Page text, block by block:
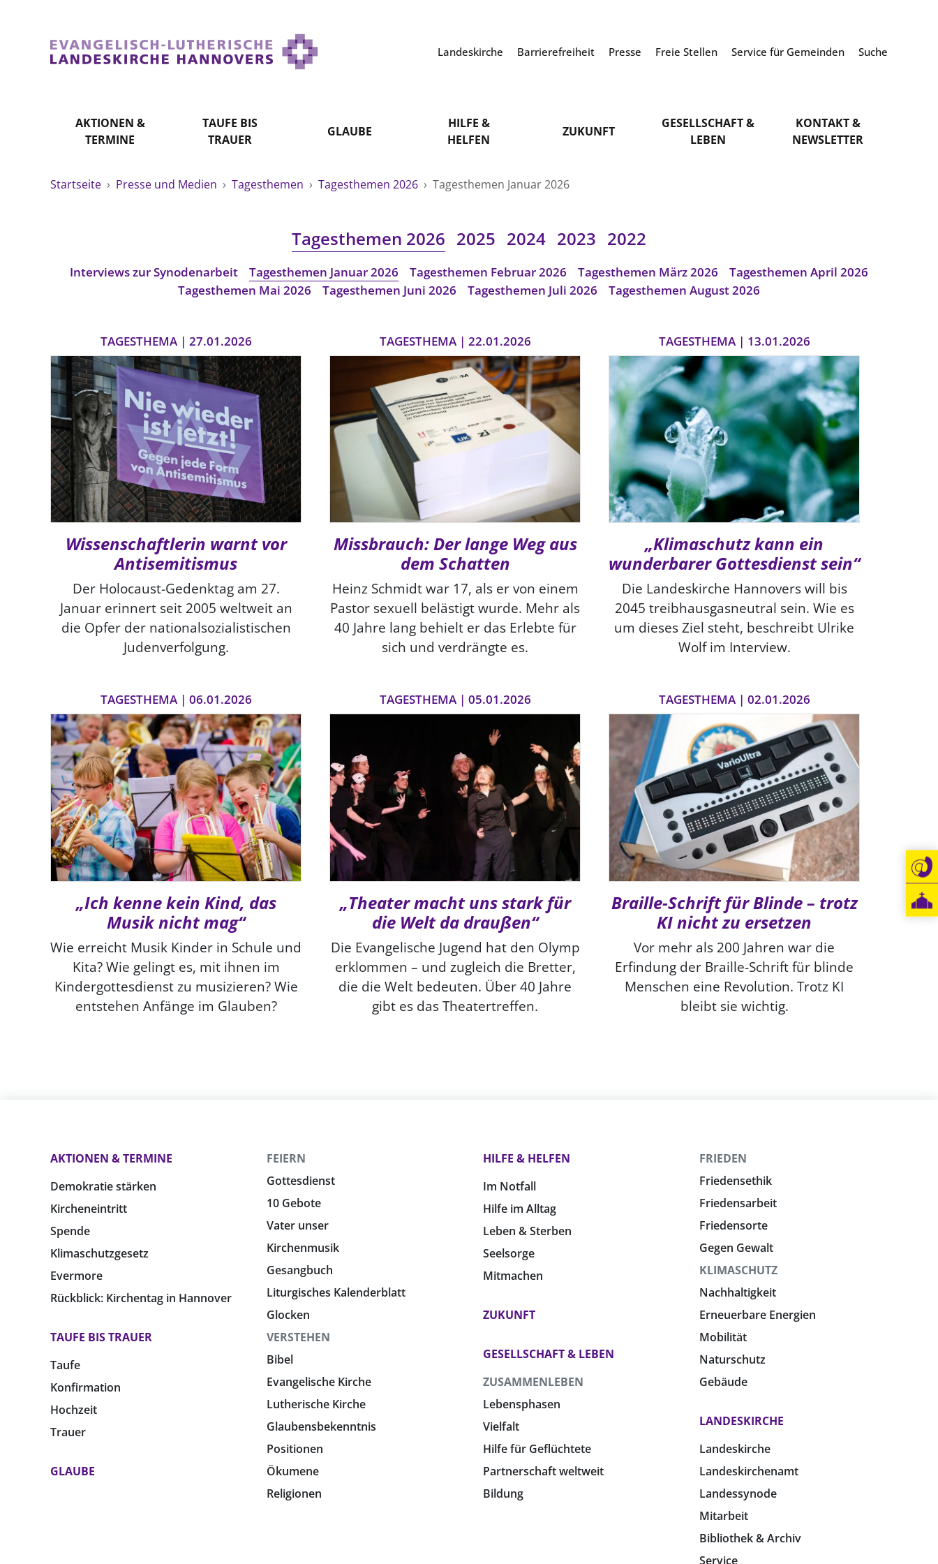
Landeskirche Barrierefreiheit Presse Freie Stellen Service für Gemeinden Suche
AKTIONEN &
TERMINE
TAUFE BIS
TRAUER
GLAUBE
HILFE &
HELFEN
ZUKUNFT
GESELLSCHAFT &
LEBEN
KONTAKT &
NEWSLETTER
Startseite › Presse und Medien › Tagesthemen › Tagesthemen 2026 › Tagesthemen Januar 2026
Tagesthemen 2026 2025 2024 2023 2022
Interviews zur Synodenarbeit Tagesthemen Januar 2026 Tagesthemen Februar 2026 Tagesthemen März 2026
Tagesthemen April 2026
Tagesthemen Mai 2026
Tagesthemen Juni 2026 Tagesthemen Juli 2026 Tagesthemen August 2026
TAGESTHEMA | 27.01.2026
Wissenschaftlerin warnt vor
Antisemitismus
Der Holocaust-Gedenktag am 27.
Januar erinnert seit 2005 weltweit an
die Opfer der nationalsozialistischen
Judenverfolgung.
TAGESTHEMA | 22.01.2026
Missbrauch: Der lange Weg aus
dem Schatten
Heinz Schmidt war 17, als er von einem
Pastor sexuell belästigt wurde. Mehr als
40 Jahre lang behielt er das Erlebte für
sich und verdrängte es.
TAGESTHEMA | 13.01.2026
„Klimaschutz kann ein
wunderbarer Gottesdienst sein“
Die Landeskirche Hannovers will bis
2045 treibhausgasneutral sein. Wie es
um dieses Ziel steht, beschreibt Ulrike
Wolf im Interview.
TAGESTHEMA | 06.01.2026
„Ich kenne kein Kind, das
Musik nicht mag“
Wie erreicht Musik Kinder in Schule und
Kita? Wie gelingt es, mit ihnen im
Kindergottesdienst zu musizieren? Wie
entstehen Anfänge im Glauben?
TAGESTHEMA | 05.01.2026
„Theater macht uns stark für
die Welt da draußen“
Die Evangelische Jugend hat den Olymp
erklommen – und zugleich die Bretter,
die die Welt bedeuten. Über 40 Jahre
gibt es das Theatertreffen.
TAGESTHEMA | 02.01.2026
Braille-Schrift für Blinde – trotz
KI nicht zu ersetzen
Vor mehr als 200 Jahren war die
Erfindung der Braille-Schrift für blinde
Menschen eine Revolution. Trotz KI
bleibt sie wichtig.
AKTIONEN & TERMINE
Demokratie stärken
Kircheneintritt
Spende
Klimaschutzgesetz
Evermore
Rückblick: Kirchentag in Hannover
TAUFE BIS TRAUER
Taufe
Konfirmation
Hochzeit
Trauer
GLAUBE
FEIERN
Gottesdienst
10 Gebote
Vater unser
Kirchenmusik
Gesangbuch
Liturgisches Kalenderblatt
Glocken
VERSTEHEN
Bibel
Evangelische Kirche
Lutherische Kirche
Glaubensbekenntnis
Positionen
Ökumene
Religionen
HILFE & HELFEN
Im Notfall
Hilfe im Alltag
Leben & Sterben
Seelsorge
Mitmachen
ZUKUNFT
GESELLSCHAFT & LEBEN
ZUSAMMENLEBEN
Lebensphasen
Vielfalt
Hilfe für Geflüchtete
Partnerschaft weltweit
Bildung
FRIEDEN
Friedensethik
Friedensarbeit
Friedensorte
Gegen Gewalt
KLIMASCHUTZ
Nachhaltigkeit
Erneuerbare Energien
Mobilität
Naturschutz
Gebäude
LANDESKIRCHE
Landeskirche
Landeskirchenamt
Landessynode
Mitarbeit
Bibliothek & Archiv
Service